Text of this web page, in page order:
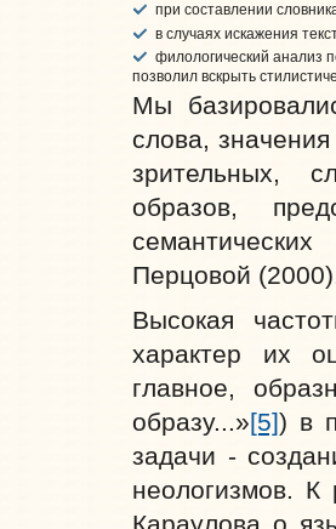
при составлении
в случаях искажения
филологический анализ
позволил вскрыть
Мы
слова,
зрительных,
образов,
Перцовой
Высокая
характер их
главное,
образу...»[5]) в
задачи -
неологизмов.